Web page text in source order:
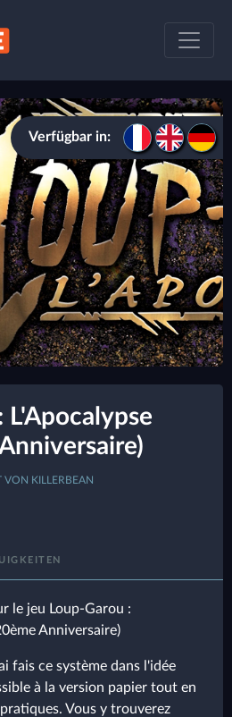
Verfügbar in:
L'Apocalypse
VON KILLERBEAN
le jeu Loup-Garou :
Anniversaire)
fais ce système dans l'idée
à la version papier tout en
Vous y trouverez